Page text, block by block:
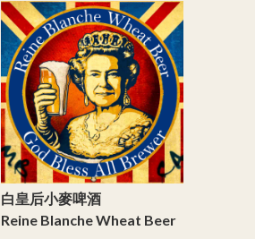
白皇后小麥啤酒
Reine Blanche Wheat Beer ​​